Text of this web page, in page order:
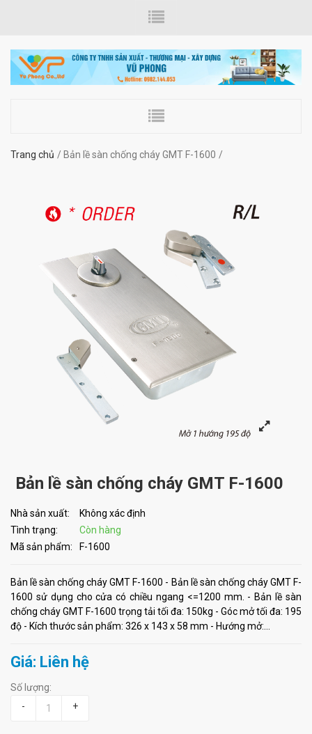
Trang chủ Bản lề sàn chống cháy GMT F-1600
Bản lề sàn chống cháy GMT F-1600
Nhà sản xuất:
Không xác định
Tình trạng:
Còn hàng
Mã sản phẩm:
F-1600
Bản lề sàn chống cháy GMT F-1600 - Bản lề sàn chống cháy GMT F-
1600 sử dụng cho cửa có chiều ngang <=1200 mm. - Bản lề sàn
chống cháy GMT F-1600 trọng tải tối đa: 150kg - Góc mở tối đa: 195
độ - Kích thước sản phẩm: 326 x 143 x 58 mm - Hướng mở:...
Giá: Liên hệ
Số lượng:
-
+